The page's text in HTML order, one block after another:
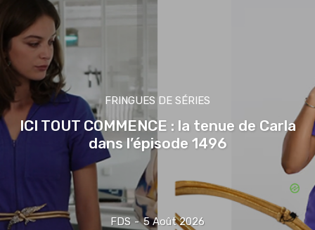
FRINGUES DE SÉRIES
ICI TOUT COMMENCE : la tenue de Carla
dans l’épisode 1496
FDS - 5 Août 2026